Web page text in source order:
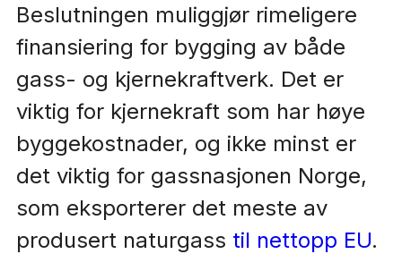
Beslutningen muliggjør rimeligere
finansiering for bygging av både
gass- og kjernekraftverk. Det er
viktig for kjernekraft som har høye
byggekostnader, og ikke minst er
det viktig for gassnasjonen Norge,
som eksporterer det meste av
produsert naturgass til nettopp EU.